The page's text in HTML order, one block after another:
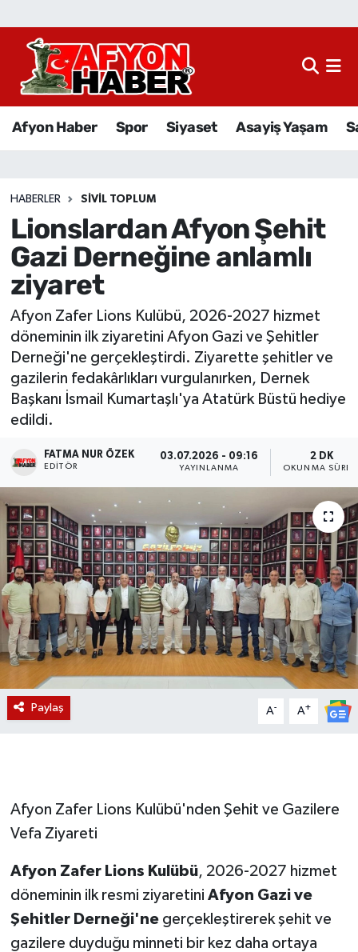
Afyon Haber Spor Siyaset Asayiş Yaşam
HABERLER SIVIL TOPLUM
Lionslardan Afyon Şehit
Gazi Derneğine anlamlı
ziyaret
Afyon Zafer Lions Kulübü, 2026-2027 hizmet
döneminin ilk ziyaretini Afyon Gazi ve Şehitler
Derneği'ne gerçekleştirdi. Ziyarette şehitler ve
gazilerin fedakârlıkları vurgulanırken, Dernek
Başkanı İsmail Kumartaşlı'ya Atatürk Büstü hediye
edildi.
FATMA NUR ÖZEK
EDITÖR
03.07.2026 - 09:16
YAYINLANMA
2 DK
OKUNMA
Paylaş A- A+
Afyon Zafer Lions Kulübü'nden Şehit ve Gazilere
Vefa Ziyareti
Afyon Zafer Lions Kulübü, 2026-2027 hizmet
döneminin ilk resmi ziyaretini Afyon Gazi ve
Şehitler Derneği'negerçekleştirerek şehit ve
gazilere duyduğu minneti bir kez daha ortaya
Afyon Haber
Sağlık
Eğitim
Ekonomi
Magazin
Etkinlikler